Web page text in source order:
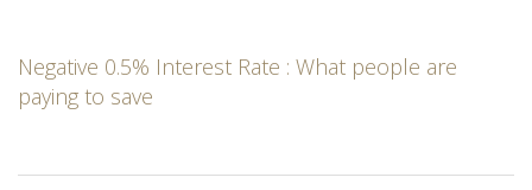
Negative 0.5% Interest Rate : What people are
paying to save